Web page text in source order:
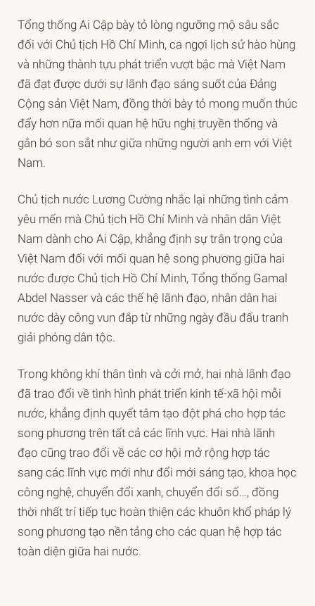
Tổng thống Ai Cập bày tỏ lòng ngưỡng mộ sâu sắc
đối với Chủ tịch Hồ Chí Minh, ca ngợi lịch sử hào hùng
và những thành tựu phát triển vượt bậc mà Việt Nam
đã đạt được dưới sự lãnh đạo sáng suốt của Đảng
Cộng sản Việt Nam, đồng thời bày tỏ mong muốn thúc
đẩy hơn nữa mối quan hệ hữu nghị truyền thống và
gắn bó son sắt như giữa những người anh em với Việt
Nam.
Chủ tịch nước Lương Cường nhắc lại những tình cảm
yêu mến mà Chủ tịch Hồ Chí Minh và nhân dân Việt
Nam dành cho Ai Cập, khẳng định sự trân trọng của
Việt Nam đối với mối quan hệ song phương giữa hai
nước được Chủ tịch Hồ Chí Minh, Tổng thống Gamal
Abdel Nasser và các thế hệ lãnh đạo, nhân dân hai
nước dày công vun đắp từ những ngày đầu đấu tranh
giải phóng dân tộc.
Trong không khí thân tình và cởi mở, hai nhà lãnh đạo
đã trao đổi về tình hình phát triển kinh tế-xã hội mỗi
nước, khẳng định quyết tâm tạo đột phá cho hợp tác
song phương trên tất cả các lĩnh vực. Hai nhà lãnh
đạo cũng trao đổi về các cơ hội mở rộng hợp tác
sang các lĩnh vực mới như đổi mới sáng tạo, khoa học
công nghệ, chuyển đổi xanh, chuyển đổi số…, đồng
thời nhất trí tiếp tục hoàn thiện các khuôn khổ pháp l‎ý
song phương tạo nền tảng cho các quan hệ hợp tác
toàn diện giữa hai nước.